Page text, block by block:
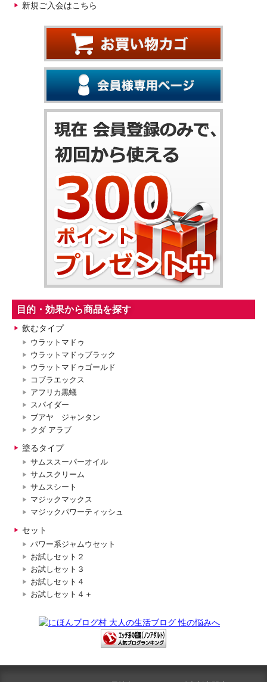
新規ご入会はこちら
目的・効果から商品を探す
飲むタイプ
ウラットマドゥ
ウラットマドゥブラック
ウラットマドゥゴールド
コブラエックス
アフリカ黒蟻
スパイダー
ブアヤ ジャンタン
クダ アラブ
塗るタイプ
サムススーパーオイル
サムスクリーム
サムスシート
マジックマックス
マジックパワーティッシュ
セット
パワー系ジャムウセット
お試しセット２
お試しセット３
お試しセット４
お試しセット４＋